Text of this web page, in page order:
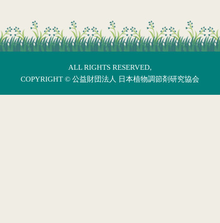
ALL RIGHTS RESERVED,
COPYRIGHT © 公益財団法人 日本植物調節剤研究協会